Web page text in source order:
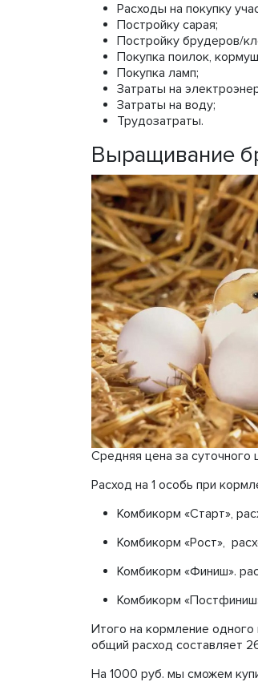
Расходы на покупку
Постройку сарая;
Постройку брудеров/
Покупка поилок,
Покупка ламп;
Затраты на
Затраты на воду;
Трудозатраты.
Выращивание
Средняя цена за суточного
Расход на 1 особь при
Комбикорм «Старт»,
Комбикорм «Рост»,
Комбикорм «Финиш».
Комбикорм
Итого на кормление
общий расход составляет
На 1000 руб. мы сможем